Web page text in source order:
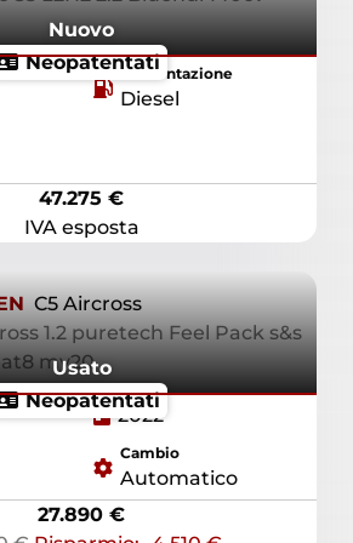
Neopatentati
Nuovo
Alimentazione
Diesel
47.275 €
IVA esposta
C5 Aircross
1.2 puretech Feel Pack s&s
my20
Neopatentati
Usato
2022
Cambio
Automatico
27.890 €